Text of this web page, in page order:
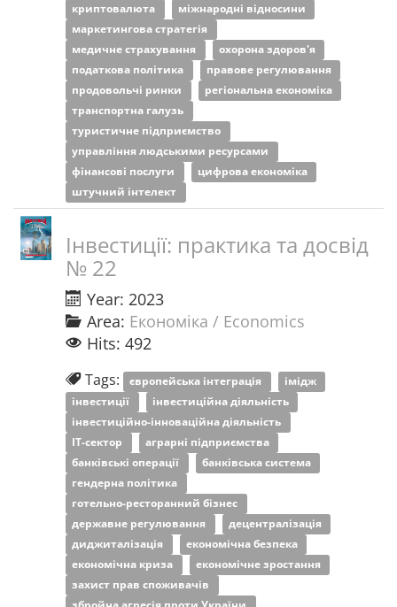
криптовалюта
міжнародні відносини
маркетингова стратегія
медичне страхування
охорона здоров'я
податкова політика
правове регулювання
продовольчі ринки
регіональна економіка
транспортна галузь
туристичне підприємство
управління людськими ресурсами
фінансові послуги
цифрова економіка
штучний інтелект
Інвестиції: практика та досвід
№ 22
Year: 2023
Area: Економіка / Economics
Hits: 492
Tags: європейська інтеграція
імідж
інвестиції
інвестиційна діяльність
інвестиційно-інноваційна діяльність
ІТ-сектор
аграрні підприємства
банківські операції
банківська система
гендерна політика
готельно-ресторанний бізнес
державне регулювання
децентралізація
диджиталізація
економічна безпека
економічна криза
економічне зростання
захист прав споживачів